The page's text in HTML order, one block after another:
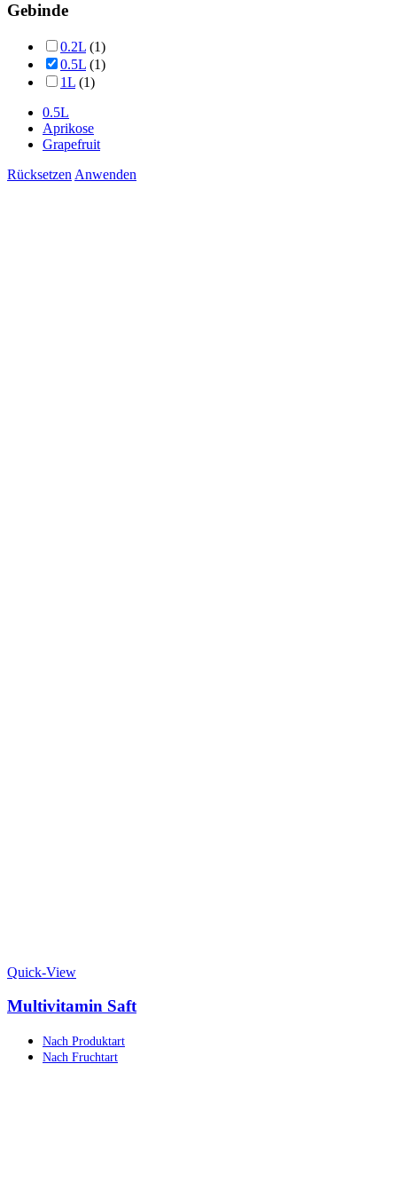
Gebinde
0.2L (1)
0.5L (1)
1L (1)
0.5L
Aprikose
Grapefruit
Rücksetzen Anwenden
Quick-View
Multivitamin Saft
Nach Produktart
Nach Fruchtart